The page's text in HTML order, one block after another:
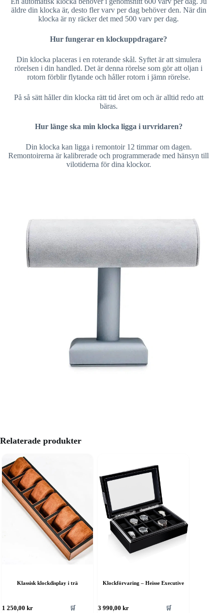
äldre din klocka är, desto fler varv per dag behöver den. När din
klocka är ny räcker det med 500 varv per dag.
Hur fungerar en klockuppdragare?
Din klocka placeras i en roterande skål. Syftet är att simulera
rörelsen i din handled. Det är denna rörelse som gör att oljan i
rotorn förblir flytande och håller rotorn i jämn rörelse.
På så sätt håller din klocka rätt tid året om och är alltid redo att
bäras.
Hur länge ska min klocka ligga i urvridaren?
Din klocka kan ligga i remontoir 12 timmar om dagen.
Remontoirerna är kalibrerade och programmerade med hänsyn till
vilotiderna för dina klockor.
Relaterade produkter
Klassisk klockdisplay i trä
1 250,00kr 🛒
Klockförvaring – Heisse Executive
3 990,00kr 🛒